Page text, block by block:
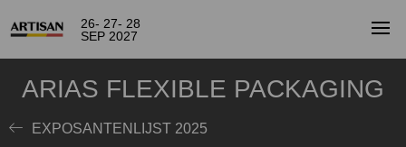
26- 27- 28
SEP 2027
ARIAS FLEXIBLE PACKAGING
EXPOSANTENLIJST 2025